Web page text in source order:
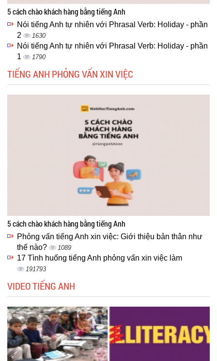
5 cách chào khách hàng bằng tiếng Anh
Nói tiếng Anh tự nhiên với Phrasal Verb: Holiday - phần
2
1630
Nói tiếng Anh tự nhiên với Phrasal Verb: Holiday - phần
1
1790
TIẾNG ANH PHỎNG VẤN XIN VIỆC
5 cách chào khách hàng bằng tiếng Anh
Phỏng vấn tiếng Anh xin việc: Giới thiệu bản thân như
thế nào?
1089
17 Tình huống tiếng Anh phỏng vấn xin việc làm
191793
VIDEO TIẾNG ANH